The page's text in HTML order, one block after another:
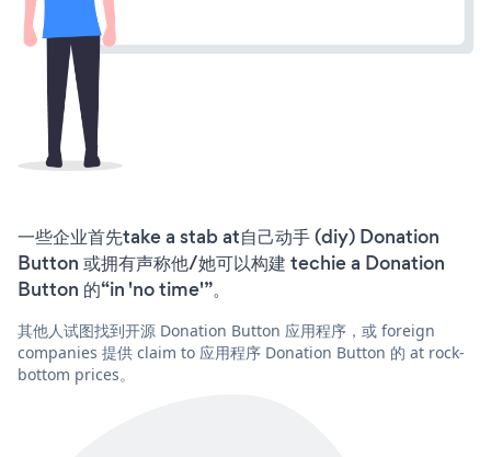
一些企业首先take a stab at自己动手 (diy) Donation
Button 或拥有声称他/她可以构建 techie a Donation
Button 的“in 'no time'”。
其他人试图找到开源 Donation Button 应用程序，或 foreign
companies 提供 claim to 应用程序 Donation Button 的 at rock-
bottom prices。